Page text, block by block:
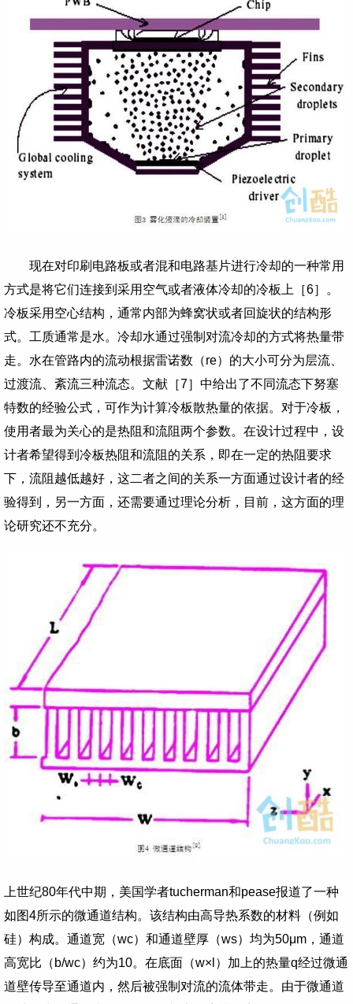
现在对印刷电路板或者混和电路基片进行冷却的一种常用
方式是将它们连接到采用空气或者液体冷却的冷板上［6］。
冷板采用空心结构，通常内部为蜂窝状或者回旋状的结构形
式。工质通常是水。冷却水通过强制对流冷却的方式将热量带
走。水在管路内的流动根据雷诺数（re）的大小可分为层流、
过渡流、紊流三种流态。文献［7］中给出了不同流态下努塞
特数的经验公式，可作为计算冷板散热量的依据。对于冷板，
使用者最为关心的是热阻和流阻两个参数。在设计过程中，设
计者希望得到冷板热阻和流阻的关系，即在一定的热阻要求
下，流阻越低越好，这二者之间的关系一方面通过设计者的经
验得到，另一方面，还需要通过理论分析，目前，这方面的理
论研究还不充分。
上世纪80年代中期，美国学者tucherman和pease报道了一种
如图4所示的微通道结构。该结构由高导热系数的材料（例如
硅）构成。通道宽（wc）和通道壁厚（ws）均为50μm ，通道
高宽比（ b/wc）约为10。在底面（w×l ）加上的热量q经过微通
道壁传导至通道内，然后被强制对流的流体带走。由于微通道